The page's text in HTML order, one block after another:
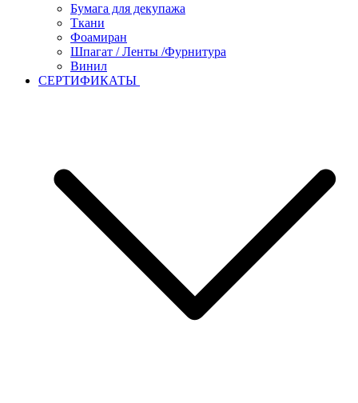
Бумага для декупажа
Ткани
Фоамиран
Шпагат / Ленты /Фурнитура
Винил
СЕРТИФИКАТЫ